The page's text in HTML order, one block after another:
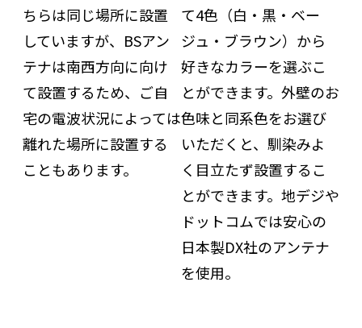
ちらは同じ場所に設置
していますが、BSアン
テナは南西方向に向け
て設置するため、ご自
宅の電波状況によっては
離れた場所に設置する
こともあります。
て4色（白・黒・ベー
ジュ・ブラウン）から
好きなカラーを選ぶこ
とができます。外壁のお
色味と同系色をお選び
いただくと、馴染みよ
く目立たず設置するこ
とができます。地デジや
ドットコムでは安心の
日本製DX社のアンテナ
を使用。